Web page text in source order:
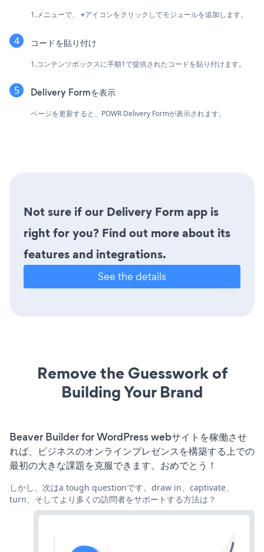
1.メニューで、 +アイコンをクリックしてモジュールを追加します。
コードを貼り付け
1.コンテンツボックスに手順1で提供されたコードを貼り付けます。
Delivery Formを表示
ページを更新すると、POWR Delivery Formが表示されます。
Not sure if our Delivery Form app is
right for you? Find out more about its
features and integrations.
See the details
Remove the Guesswork of
Building Your Brand
Beaver Builder for WordPress webサイトを稼働させ
れば、ビジネスのオンラインプレゼンスを構築する上での
最初の大きな課題を克服できます。おめでとう！
しかし、次はa tough questionです。draw in、captivate、
turn、そしてより多くの訪問者をサポートする方法は？